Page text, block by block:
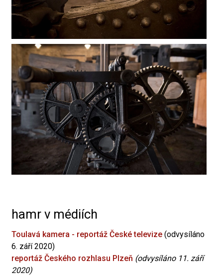
hamr v médiích
Toulavá kamera - reportáž České televize (odvysíláno
6. září 2020)
reportáž Českého rozhlasu Plzeň (odvysíláno 11. září
2020)